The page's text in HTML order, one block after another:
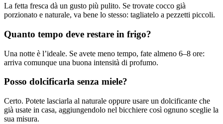
La fetta fresca dà un gusto più pulito. Se trovate cocco già
porzionato e naturale, va bene lo stesso: tagliatelo a pezzetti piccoli.
Quanto tempo deve restare in frigo?
Una notte è l’ideale. Se avete meno tempo, fate almeno 6–8 ore:
arriva comunque una buona intensità di profumo.
Posso dolcificarla senza miele?
Certo. Potete lasciarla al naturale oppure usare un dolcificante che
già usate in casa, aggiungendolo nel bicchiere così ognuno sceglie la
sua misura.